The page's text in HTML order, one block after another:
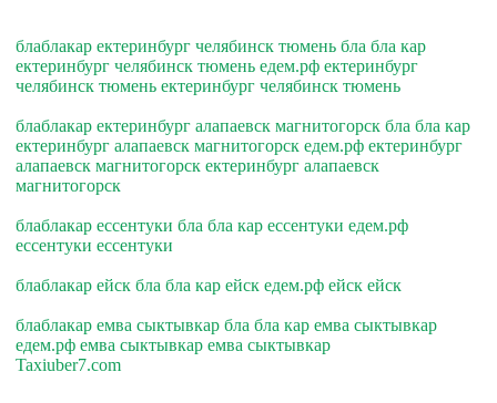
блаблакар ектеринбург челябинск тюмень бла бла кар
ектеринбург челябинск тюмень едем.рф ектеринбург
челябинск тюмень ектеринбург челябинск тюмень
блаблакар ектеринбург алапаевск магнитогорск бла бла кар
ектеринбург алапаевск магнитогорск едем.рф ектеринбург
алапаевск магнитогорск ектеринбург алапаевск
магнитогорск
блаблакар ессентуки бла бла кар ессентуки едем.рф
ессентуки ессентуки
блаблакар ейск бла бла кар ейск едем.рф ейск ейск
блаблакар емва сыктывкар бла бла кар емва сыктывкар
едем.рф емва сыктывкар емва сыктывкар
Taxiuber7.com